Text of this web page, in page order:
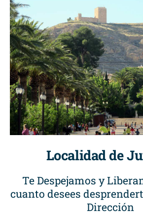
Localidad de
Te Despejamos y
cuanto desees
Dirección